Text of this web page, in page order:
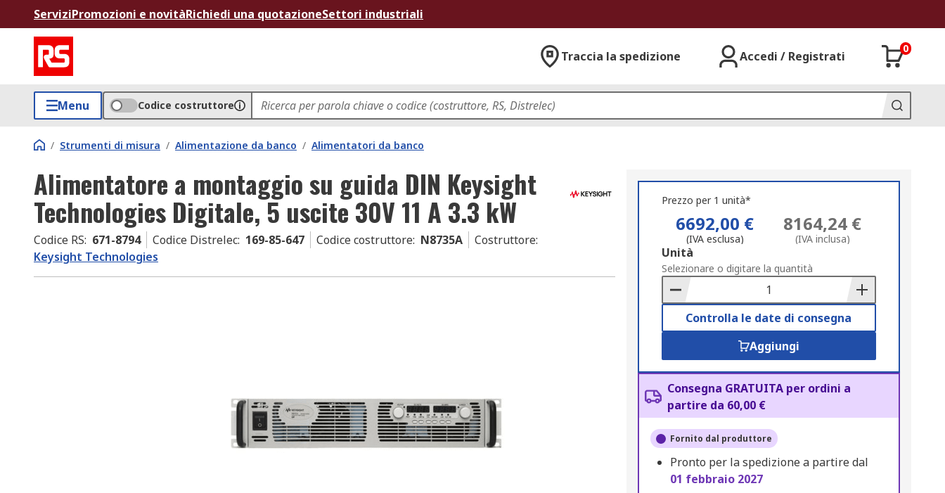
ServiziPromozioni e novitàRichiedi una quotazioneSettori industriali
Traccia la spedizione Accedi / Registrati
0
Menu Codice costruttore
/ Strumenti di misura / Alimentazione da banco / Alimentatori da banco
Alimentatore a montaggio su guida DIN Keysight
Technologies Digitale, 5 uscite 30V 11 A 3.3 kW
Codice RS: 671-8794 Codice Distrelec: 169-85-647 Codice costruttore: N8735A Costruttore:
Keysight Technologies
Prezzo per 1 unità*
6692,00 €
(IVA esclusa)
8164,24 €
(IVA inclusa)
Add
to
Basket
Unità
Selezionare o digitare la quantità
Controlla le date di consegna
Aggiungi
Consegna GRATUITA per ordini a
partire da 60,00 €
Fornito dal produttore
Pronto per la spedizione a partire dal
01 febbraio 2027